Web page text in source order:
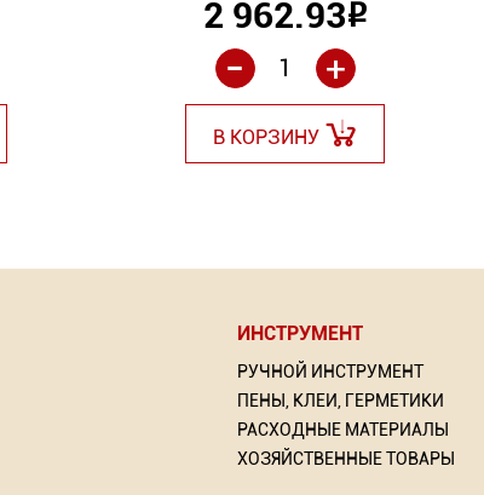
2 962.93Р
+
-
В КОРЗИНУ
ИНСТРУМЕНТ
РУЧНОЙ ИНСТРУМЕНТ
ПЕНЫ, КЛЕИ, ГЕРМЕТИКИ
РАСХОДНЫЕ МАТЕРИАЛЫ
ХОЗЯЙСТВЕННЫЕ ТОВАРЫ